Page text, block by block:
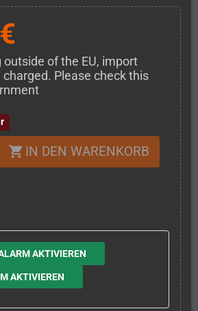
outside of the EU, import
Please check this
shopping_cart IN DEN WARENKORB
AKTIVIEREN
AKTIVIEREN